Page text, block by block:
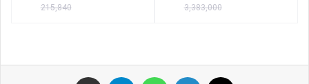
3,383,000
215,840
ایکس لینکداین تلگرام